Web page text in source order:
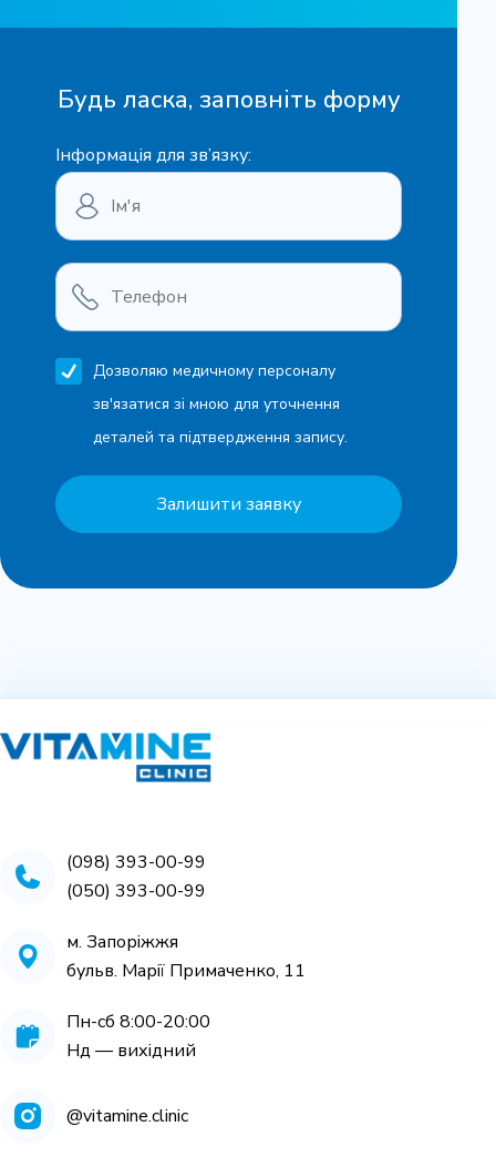
Будь ласка, заповніть форму
Інформація для зв’язку:
Дозволяю медичному персоналу
зв'язатися зі мною для уточнення
деталей та підтвердження запису.
Залишити заявку
(098) 393-00-99
(050) 393-00-99
м. Запоріжжя
бульв. Марії Примаченко, 11
Пн-cб 8:00-20:00
Нд — вихідний
@vitamine.clinic